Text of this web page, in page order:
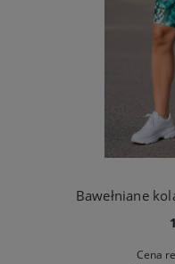
Bawełniane
Cena